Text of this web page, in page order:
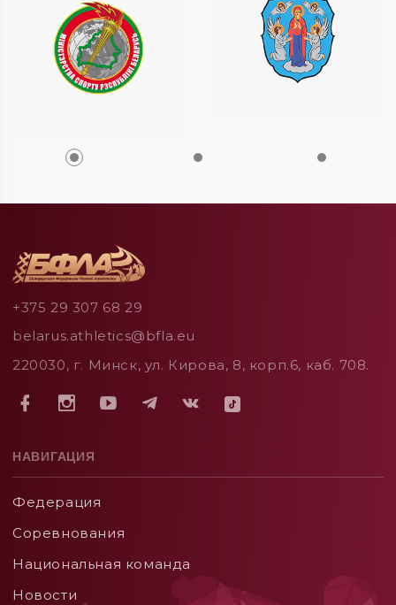
+375 29 307 68 29
belarus.athletics@bfla.eu
220030, г. Минск, ул. Кирова, 8, корп.6, каб. 708.
НАВИГАЦИЯ
Федерация
Соревнования
Национальная команда
Новости